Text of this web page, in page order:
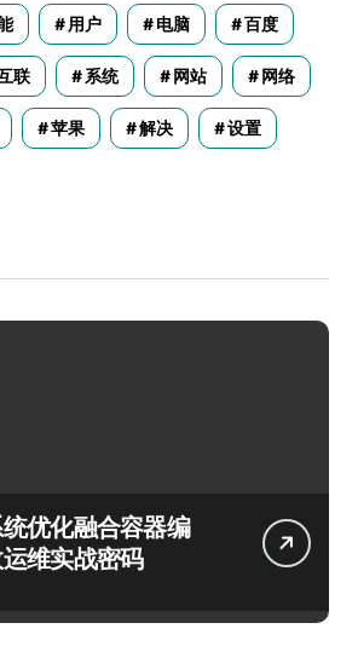
用户 电脑 百度
联 系统 网站 网络
苹果 解决 设置
优化融合容器编
维实战密码